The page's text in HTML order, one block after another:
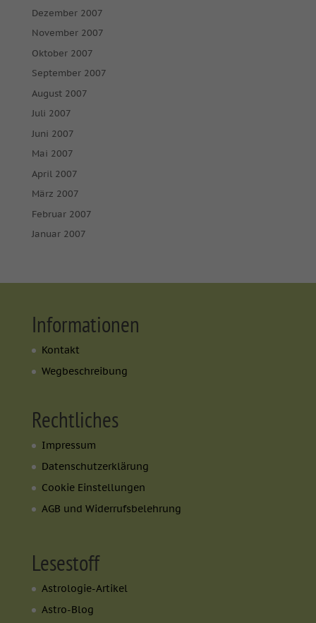
Dezember 2007
November 2007
Oktober 2007
September 2007
August 2007
Juli 2007
Juni 2007
Mai 2007
April 2007
März 2007
Februar 2007
Januar 2007
Informationen
Kontakt
Wegbeschreibung
Rechtliches
Impressum
Datenschutzerklärung
Cookie Einstellungen
AGB und Widerrufsbelehrung
Lesestoff
Astrologie-Artikel
Astro-Blog